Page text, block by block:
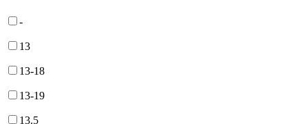
-
13
13-18
13-19
13.5